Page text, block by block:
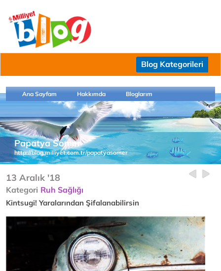
Blog Kategorileri
Ana Sayfam Hakkımda Bloglarım
Papatya Somer
http://blog.milliyet.com.tr/papatyasomer
13 Aralık '18
Kategori Ruh Sağlığı
Kintsugi! Yaralarından Şifalanabilirsin